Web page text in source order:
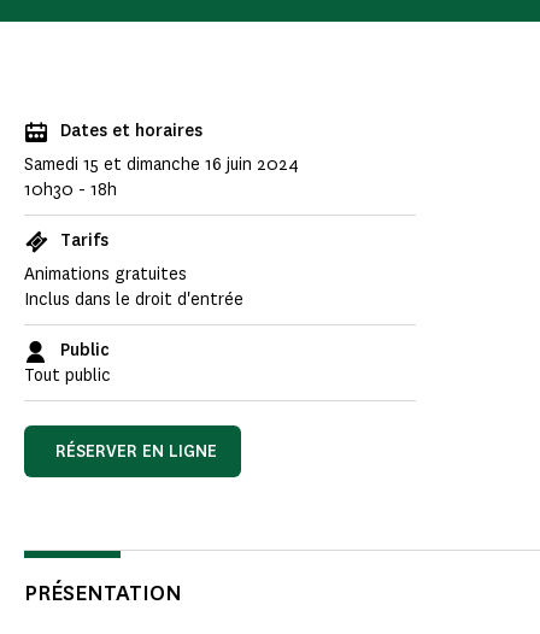
Dates et horaires
Samedi 15 et dimanche 16 juin 2024
10h30 - 18h
Tarifs
Animations gratuites
Inclus dans le droit d'entrée
Public
Tout public
RÉSERVER EN LIGNE
PRÉSENTATION